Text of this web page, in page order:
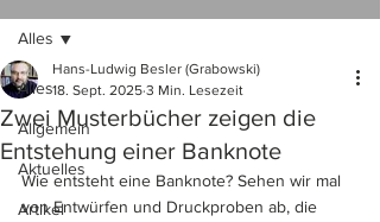
Alles
Allgemein
Aktuelles
Artikel
Alles
Zwei Musterbücher zeigen die
Entstehung einer Banknote
Hans-Ludwig Besler (Grabowski)
18. Sept. 2025 3 Min. Lesezeit
Wie entsteht eine Banknote? Sehen wir mal
von Entwürfen und Druckproben ab, die